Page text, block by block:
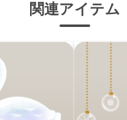
関連アイテム